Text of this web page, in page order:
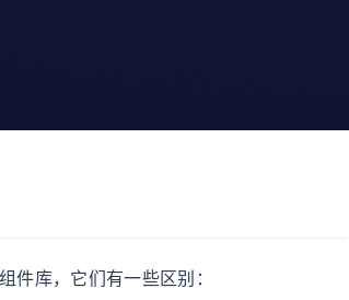
库，它们有一些区别：